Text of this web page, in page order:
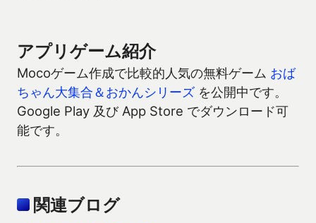
アプリゲーム紹介
Mocoゲーム作成で比較的人気の無料ゲーム おば
ちゃん大集合＆おかんシリーズ を公開中です。
Google Play 及び App Store でダウンロード可
能です。
関連ブログ